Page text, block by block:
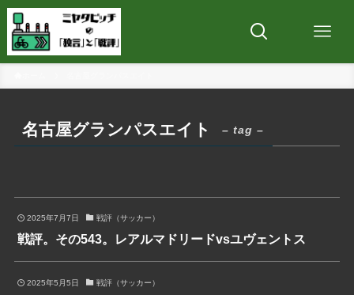
名古屋グランパスエイト – tag –
2025年7月7日 戦評（サッカー）
戦評。その543。レアルマドリードvsユヴェントス
2025年5月5日 戦評（サッカー）